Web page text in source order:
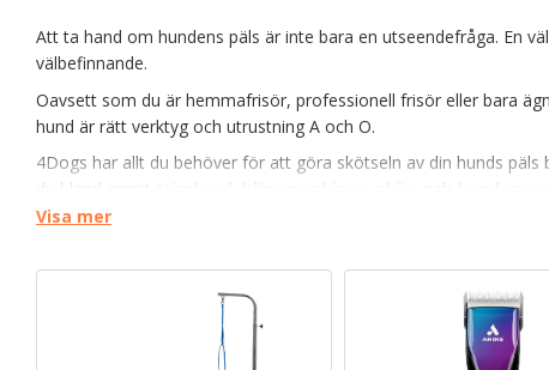
Att ta hand om hundens päls är inte bara en utseendefråga. En
välbefinnande.
Oavsett som du är hemmafrisör, professionell frisör eller bara
hund är rätt verktyg och utrustning A och O.
4Dogs har allt du behöver för att göra skötseln av din hunds
du bland annat
trimbord klippmaskiner skär , och hundsaxar
Visa mer